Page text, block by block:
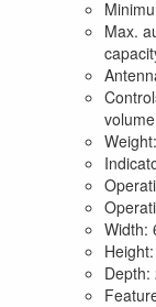
Max.
Width:
Depth: